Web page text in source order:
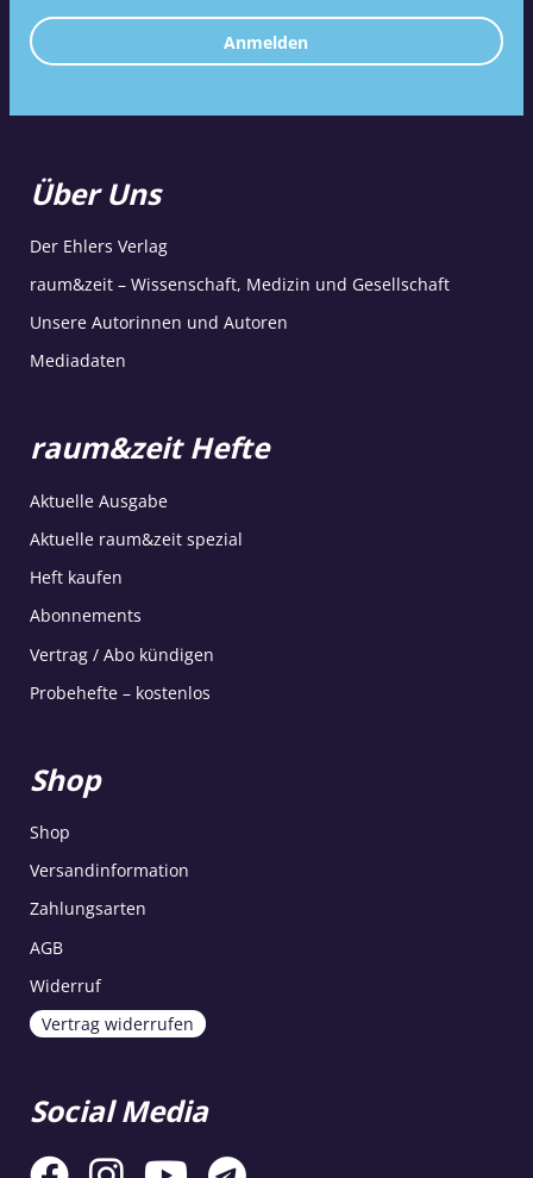
Anmelden
Über Uns
Der Ehlers Verlag
raum&zeit – Wissenschaft, Medizin und Gesellschaft
Unsere Autorinnen und Autoren
Mediadaten
raum&zeit Hefte
Aktuelle Ausgabe
Aktuelle raum&zeit spezial
Heft kaufen
Abonnements
Vertrag / Abo kündigen
Probehefte – kostenlos
Shop
Shop
Versandinformation
Zahlungsarten
AGB
Widerruf
Vertrag widerrufen
Social Media